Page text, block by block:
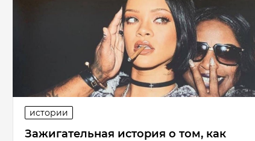
истории
Зажигательная история о том, как